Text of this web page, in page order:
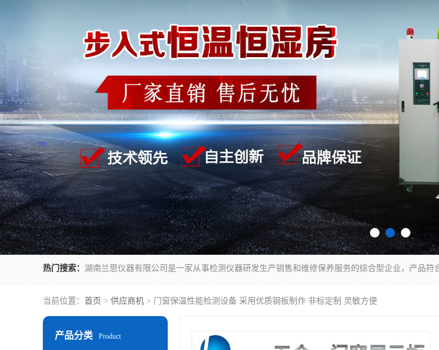
热门搜索：
当前位置： 首页 > 供应商机 > 门窗保温性能检测设备 采用优质钢板制作 非标定制 灵敏方便
产品分类 Product